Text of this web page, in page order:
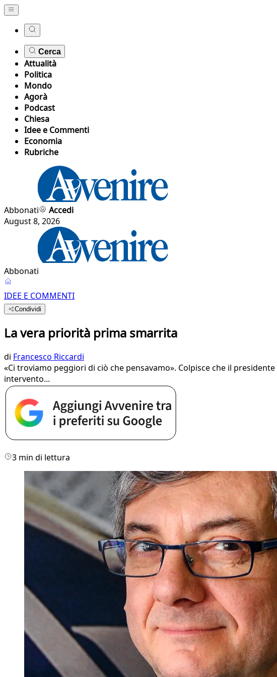
Cerca
Attualità
Politica
Mondo
Agorà
Podcast
Chiesa
Idee e Commenti
Economia
Rubriche
Abbonati
Accedi
August 8, 2026
Abbonati
IDEE E COMMENTI
Condividi
La vera priorità prima smarrita
di Francesco Riccardi
«Ci troviamo peggiori di ciò che pensavamo». Colpisce che il
intervento...
3 min di lettura